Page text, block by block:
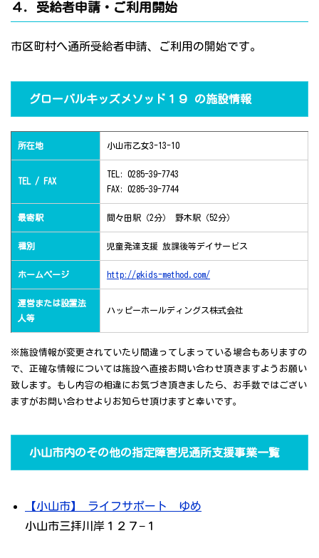
４．受給者申請・ご利用開始
市区町村へ通所受給者申請、ご利用の開始です。
グローバルキッズメソッド１９ の施設情報
所在地 小山市乙女3-13-10
TEL / FAX
TEL: 0285-39-7743
FAX: 0285-39-7744
最寄駅 間々田駅（2分） 野木駅（52分）
種別 児童発達支援 放課後等デイサービス
ホームページ http://gkids-method.com/
運営または設置法
人等
ハッピーホールディングス株式会社
※施設情報が変更されていたり間違ってしまっている場合もありますの
で、正確な情報については施設へ直接お問い合わせ頂きますようお願い
致します。もし内容の相違にお気づき頂きましたら、お手数ではござい
ますがお問い合わせよりお知らせ頂けますと幸いです。
小山市内のその他の指定障害児通所支援事業一覧
【小山市】 ライフサポート ゆめ
小山市三拝川岸１２７−１